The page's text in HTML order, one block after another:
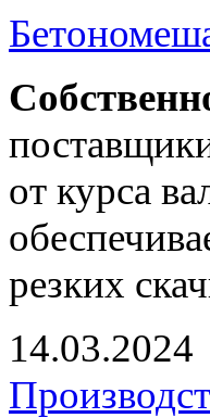
от курса
резких
14.03.2024